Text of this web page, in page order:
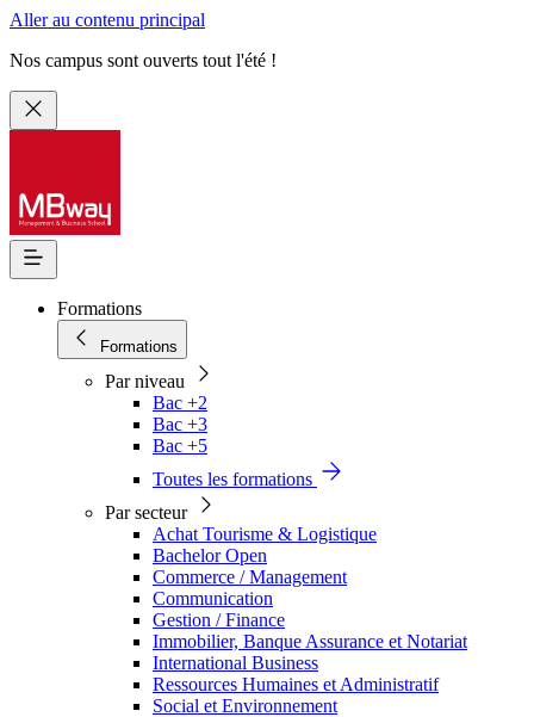
Aller au contenu principal
Nos campus sont ouverts tout l'été !
Formations
Formations
Par niveau
Bac +2
Bac +3
Bac +5
Toutes les formations
Par secteur
Achat Tourisme & Logistique
Bachelor Open
Commerce / Management
Communication
Gestion / Finance
Immobilier, Banque Assurance et Notariat
International Business
Ressources Humaines et Administratif
Social et Environnement